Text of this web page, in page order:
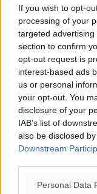
If you wish to opt-
processing of your
targeted
section to confirm
opt-out request is
interest-based ads
us or personal
your opt-out. You
disclosure of your
IAB’s list of
also be disclosed
Downstream
Personal Data
o καιρός τώρα:
26°
αίθριος καιρός
48 %
13km/h
Β-ΒΑ
27°/30°
06:20
20:04
πρόγνωση:
30°